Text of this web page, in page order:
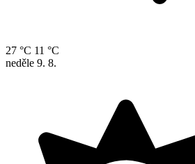
27 °C 11 °C
neděle 9. 8.